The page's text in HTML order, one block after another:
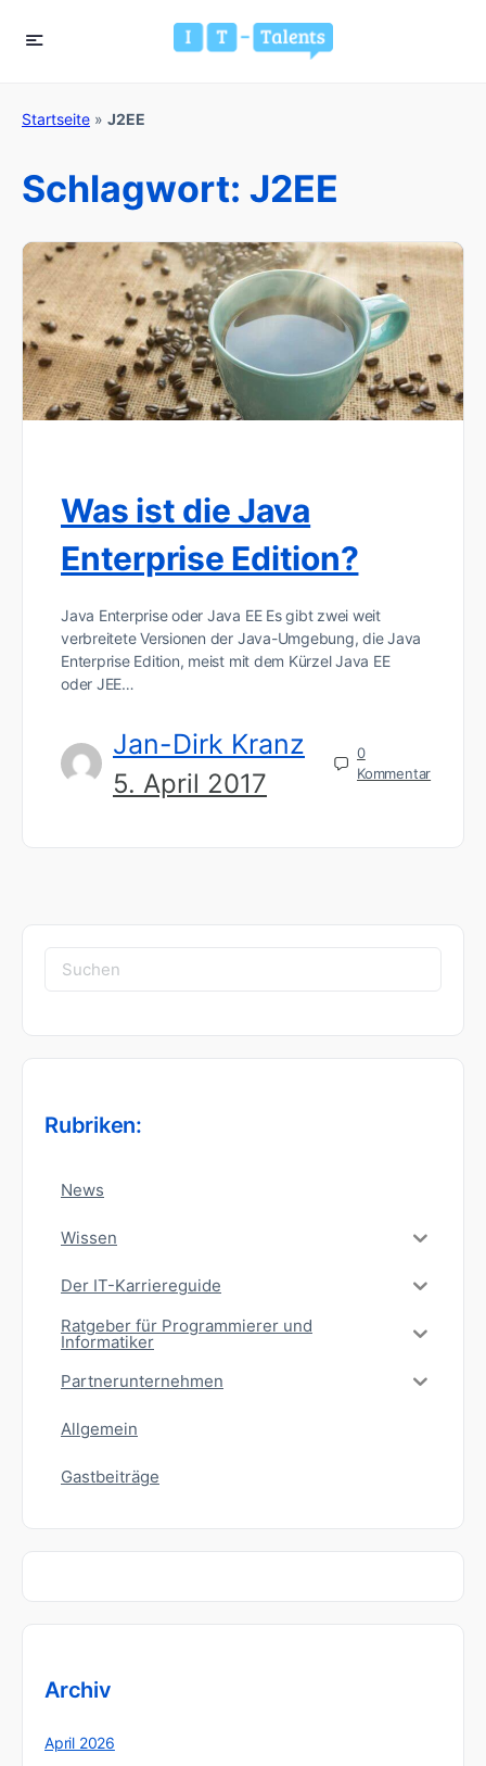
Startseite » J2EE
Schlagwort: J2EE
Was ist die Java
Enterprise Edition?
Java Enterprise oder Java EE Es gibt zwei weit
verbreitete Versionen der Java-Umgebung, die Java
Enterprise Edition, meist mit dem Kürzel Java EE
oder JEE…
Jan-Dirk Kranz
5. April 2017
0
Kommentar
Suchen
nach:
Rubriken:
News
Wissen
Der IT-Karriereguide
Ratgeber für Programmierer und
Informatiker
Partnerunternehmen
Allgemein
Gastbeiträge
Archiv
April 2026